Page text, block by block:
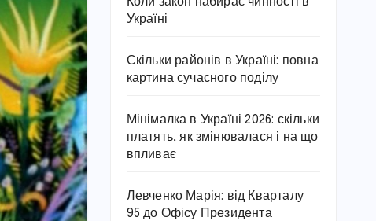
Україні
Скільки районів в Україні: повна
картина сучасного поділу
Мінімалка в Україні 2026: скільки
платять, як змінювалася і на що
впливає
Левченко Марія: від Кварталу
95 до Офісу Президента